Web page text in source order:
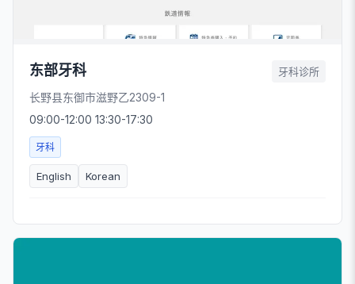
东部牙科 牙科诊所
长野县东御市滋野乙2309-1
09:00-12:00 13:30-17:30
牙科
English Korean